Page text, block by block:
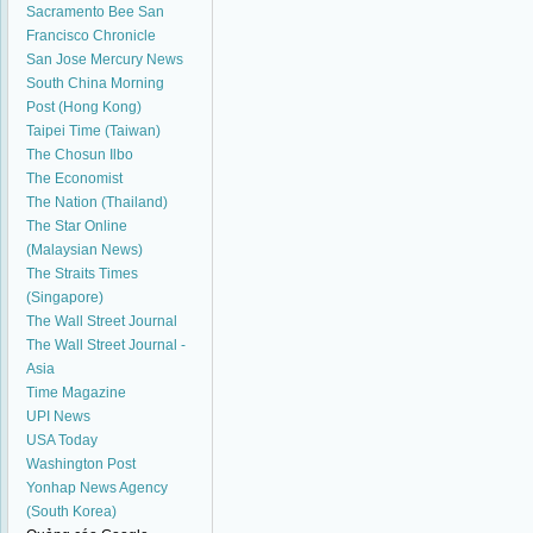
Sacramento Bee San
Francisco Chronicle
San Jose Mercury News
South China Morning
Post (Hong Kong)
Taipei Time (Taiwan)
The Chosun Ilbo
The Economist
The Nation (Thailand)
The Star Online
(Malaysian News)
The Straits Times
(Singapore)
The Wall Street Journal
The Wall Street Journal -
Asia
Time Magazine
UPI News
USA Today
Washington Post
Yonhap News Agency
(South Korea)